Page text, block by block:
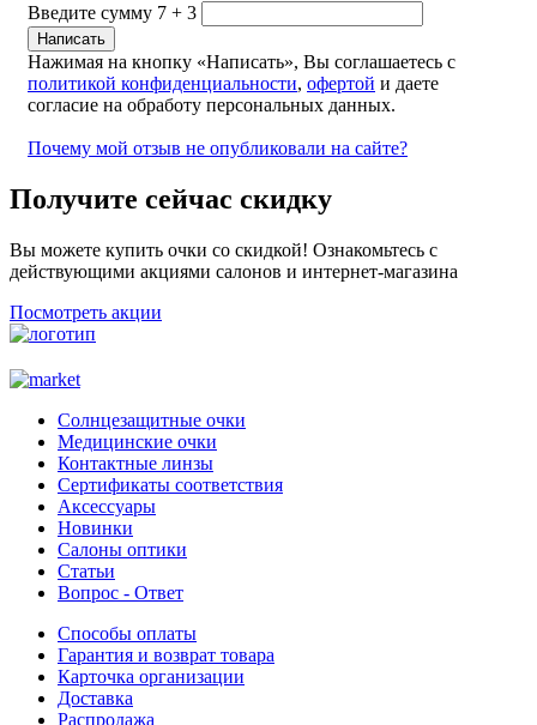
Введите сумму 7 + 3
Нажимая на кнопку «Написать», Вы соглашаетесь с
политикой конфиденциальности, офертой и даете
согласие на обработу персональных данных.
Почему мой отзыв не опубликовали на сайте?
Получите сейчас скидку
Вы можете купить очки со скидкой! Ознакомьтесь с
действующими акциями салонов и интернет-магазина
Посмотреть акции
Солнцезащитные очки
Медицинские очки
Контактные линзы
Сертификаты соответствия
Аксессуары
Новинки
Салоны оптики
Статьи
Вопрос - Ответ
Способы оплаты
Гарантия и возврат товара
Карточка организации
Доставка
Распродажа